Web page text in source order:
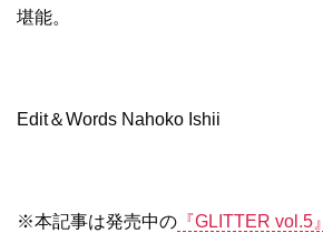
堪能。
Edit＆Words Nahoko Ishii
※本記事は発売中の 『GLITTER vol.5』